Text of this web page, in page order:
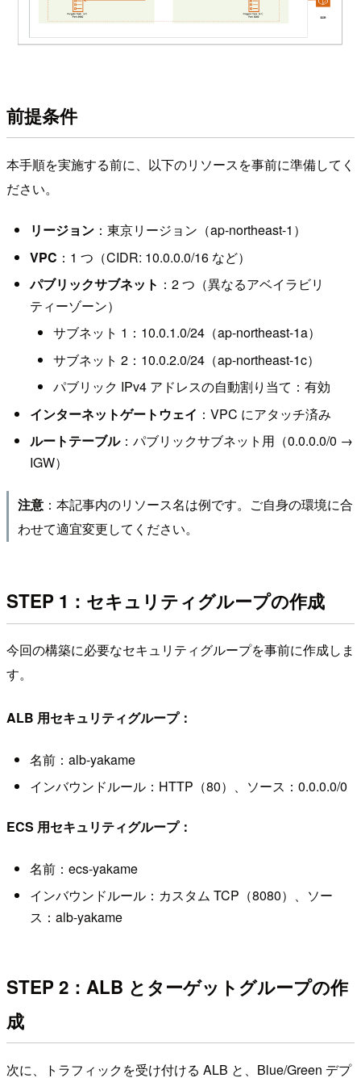
前提条件
本手順を実施する前に、以下のリソースを事前に準備してく
ださい。
リージョン：東京リージョン（ap-northeast-1）
VPC ：1 つ（CIDR: 10.0.0.0/16 など）
パブリックサブネット ：2 つ（異なるアベイラビリ
ティーゾーン）
サブネット 1：10.0.1.0/24（ap-northeast-1a）
サブネット 2：10.0.2.0/24（ap-northeast-1c）
パブリック IPv4 アドレスの自動割り当て：有効
インターネットゲートウェイ ：VPC にアタッチ済み
ルートテーブル：パブリックサブネット用（0.0.0.0/0 →
IGW）
注意：本記事内のリソース名は例です。ご自身の環境に合
わせて適宜変更してください。
STEP 1：セキュリティグループの作成
今回の構築に必要なセキュリティグループを事前に作成しま
す。
ALB 用セキュリティグループ：
名前：alb-yakame
インバウンドルール：HTTP（80）、ソース：0.0.0.0/0
ECS 用セキュリティグループ：
名前：ecs-yakame
インバウンドルール：カスタム TCP（8080）、ソー
ス：alb-yakame
STEP 2：ALB とターゲットグループの作
成
次に、トラフィックを受け付ける ALB と、Blue/Green デプ